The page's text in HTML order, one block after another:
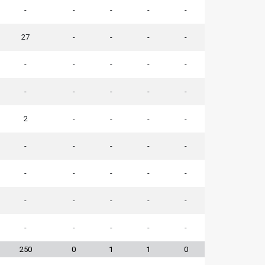
- - - - -
27 - - - -
- - - - -
- - - - -
2 - - - -
- - - - -
- - - - -
- - - - -
- - - - -
250 0 1 1
0